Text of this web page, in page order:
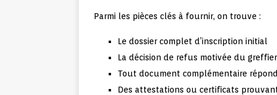
Parmi les pièces clés à fournir, on trouve :
Le dossier complet d’inscription initial
La décision de refus motivée du greffier
Tout document complémentaire
Des attestations ou certificats